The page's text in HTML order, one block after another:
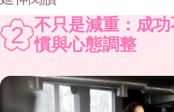
2 不只是減重：成
慣與心態調整